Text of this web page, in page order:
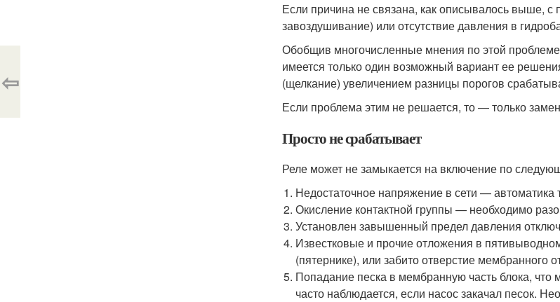
Если причина не связана, как описывалось выше,
завоздушивание) или отсутствие давления в
Обобщив многочисленные мнения по этой
имеется только один возможный вариант ее
(щелкание) увеличением разницы порогов
Если проблема этим не решается, то — только
Просто не срабатывает
Реле может не замыкается на включение по
Недостаточное напряжение в сети — автоматика
Окисление контактной группы — необходимо
Установлен завышенный предел давления
Известковые и прочие отложения в
(пятернике), или забито отверстие мембранного
Попадание песка в мембранную часть блока,
часто наблюдается, если насос закачал песок.
⇦